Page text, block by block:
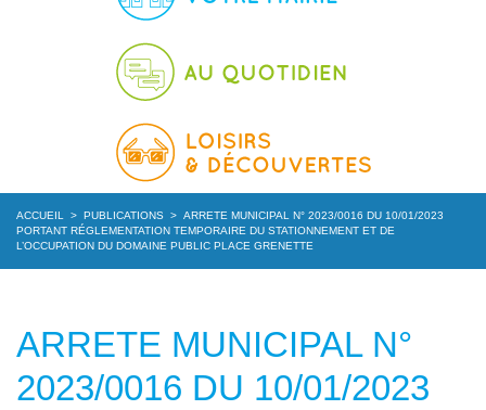
ACCUEIL > PUBLICATIONS > ARRETE MUNICIPAL N° 2023/0016 DU 10/01/2023
PORTANT RÉGLEMENTATION TEMPORAIRE DU STATIONNEMENT ET DE
L’OCCUPATION DU DOMAINE PUBLIC PLACE GRENETTE
ARRETE MUNICIPAL N°
2023/0016 DU 10/01/2023